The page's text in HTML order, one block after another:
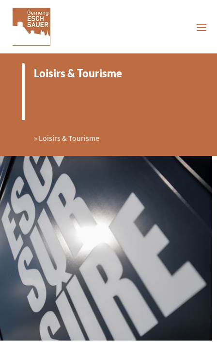
Loisirs & Tourisme
» Loisirs & Tourisme